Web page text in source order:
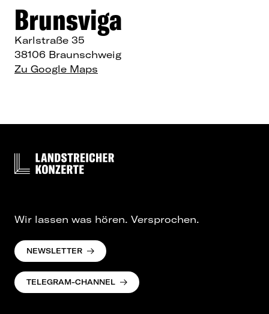
Brunsviga
Karlstraße 35
38106 Braunschweig
Zu Google Maps
Wir lassen was hören. Versprochen.
NEWSLETTER
TELEGRAM-CHANNEL